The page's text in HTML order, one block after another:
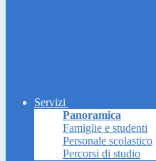
Servizi
Panoramica
Famiglie e studenti
Personale scolastico
Percorsi di studio